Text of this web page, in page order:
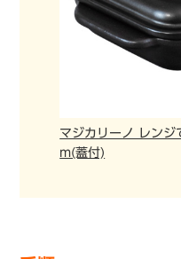
マジカリーノ レン
m(蓋付)